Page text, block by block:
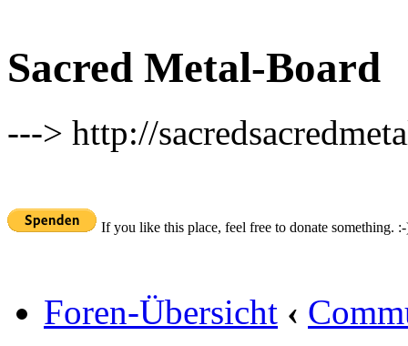
Sacred Metal-Board
---> http://
If you like this place, feel free to donate something.
Foren-Übersicht ‹